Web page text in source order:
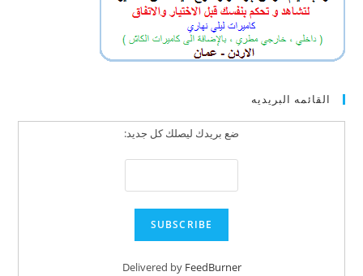
القائمه البريديه
ضع بريدك ليصلك كل جديد:
Delivered by FeedBurner